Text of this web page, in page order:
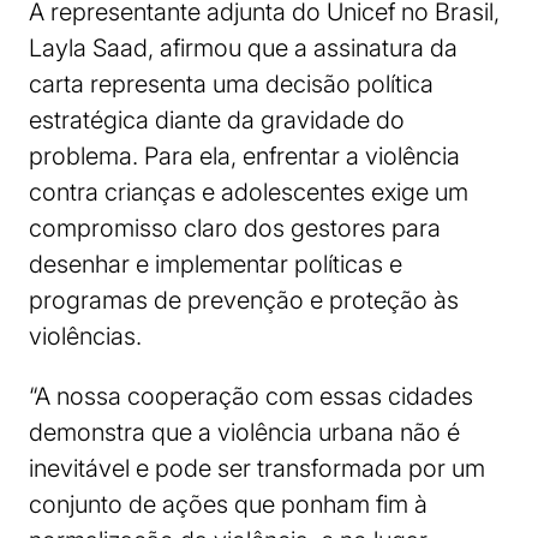
A representante adjunta do Unicef no Brasil,
Layla Saad, afirmou que a assinatura da
carta representa uma decisão política
estratégica diante da gravidade do
problema. Para ela, enfrentar a violência
contra crianças e adolescentes exige um
compromisso claro dos gestores para
desenhar e implementar políticas e
programas de prevenção e proteção às
violências.
“A nossa cooperação com essas cidades
demonstra que a violência urbana não é
inevitável e pode ser transformada por um
conjunto de ações que ponham fim à